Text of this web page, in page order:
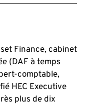
Finance, cabinet
(DAF à temps
comptable,
HEC Executive
plus de dix